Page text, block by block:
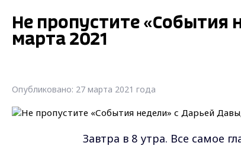
Не пропустите «События
марта 2021
Опубликовано: 27 марта 2021 года
Завтра в 8 утра. Все самое